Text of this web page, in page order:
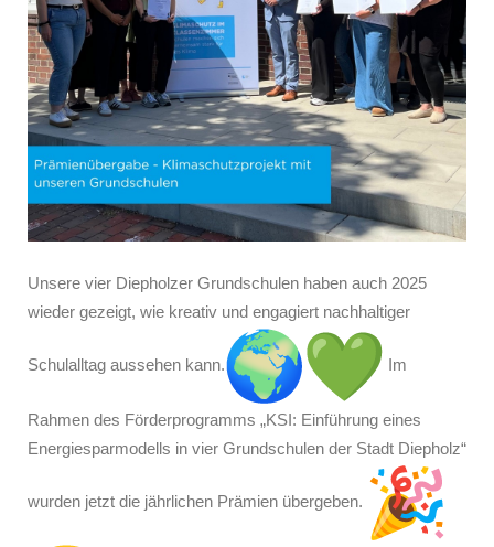
Unsere vier Diepholzer Grundschulen haben auch 2025
wieder gezeigt, wie kreativ und engagiert nachhaltiger
Schulalltag aussehen kann. Im
Rahmen des Förderprogramms „KSI: Einführung eines
Energiesparmodells in vier Grundschulen der Stadt Diepholz“
wurden jetzt die jährlichen Prämien übergeben.